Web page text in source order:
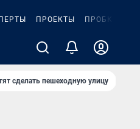
ПРОЕКТЫ ПРОБКИ
сделать пешеходную улицу